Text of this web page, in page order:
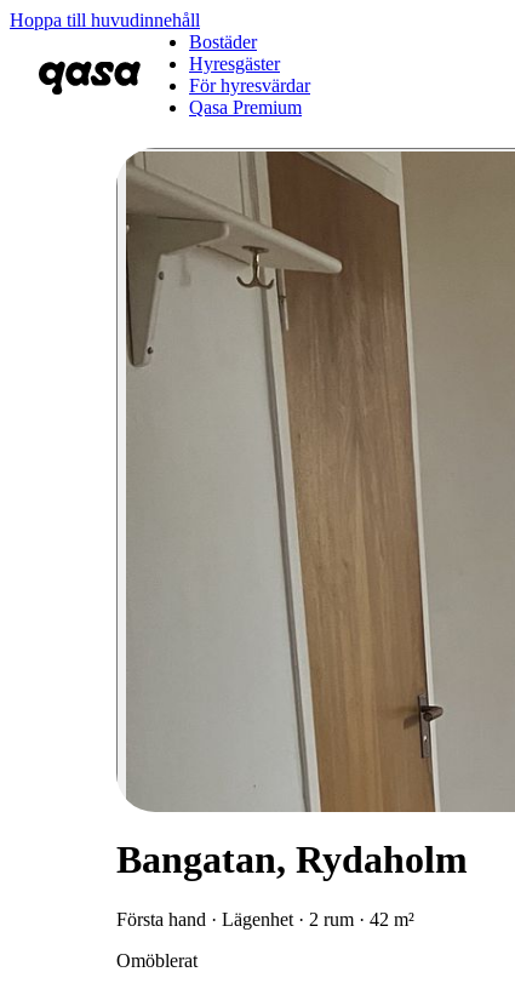
Hoppa till huvudinnehåll
Bostäder
Hyresgäster
För hyresvärdar
Qasa Premium
Bangatan, Rydaholm
Första hand · Lägenhet · 2 rum · 42 m²
Omöblerat